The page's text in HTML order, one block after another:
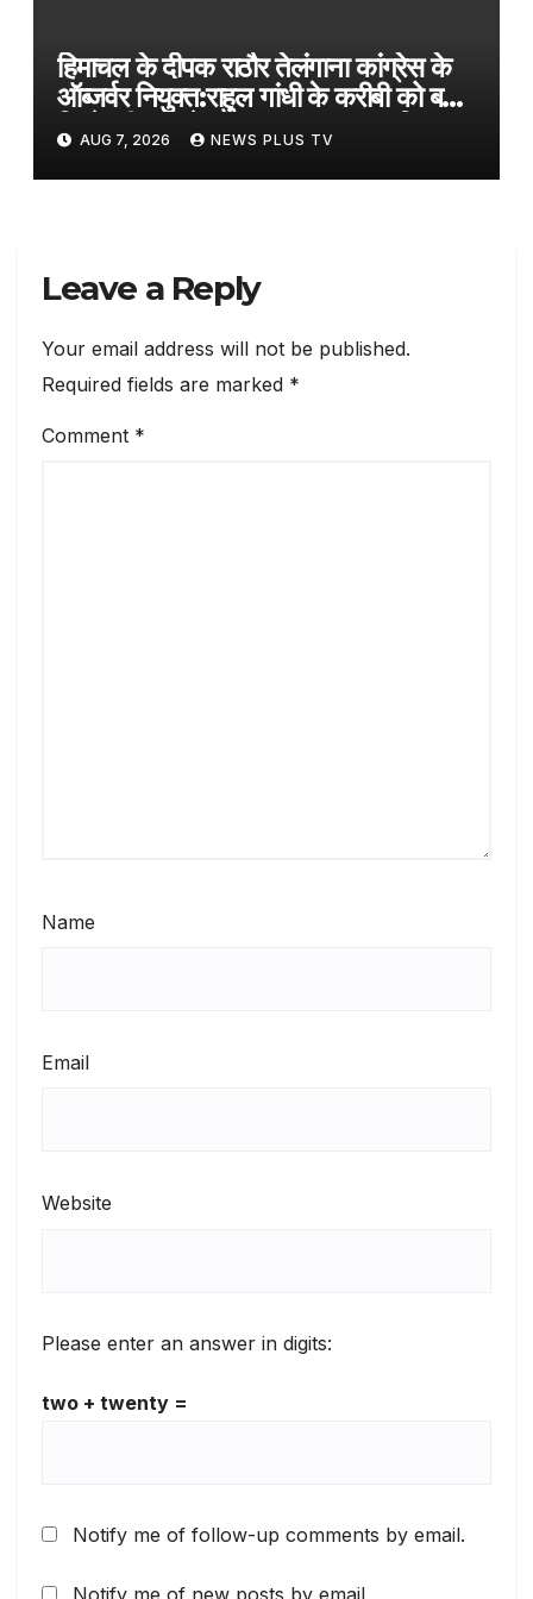
हिमाचल के दीपक राठौर तेलंगाना कांग्रेस के
ऑब्जर्वर नियुक्त:राहुल गांधी के करीबी को बड़ी
जिम्मेदारी, कांग्रेस के संगठन सृजन अभियान
के तहत तैनाती
AUG 7, 2026 NEWS PLUS TV
Leave a Reply
Your email address will not be published.
Required fields are marked *
Comment *
Name
Email
Website
Please enter an answer in digits:
two + twenty =
Notify me of follow-up comments by email.
Notify me of new posts by email.